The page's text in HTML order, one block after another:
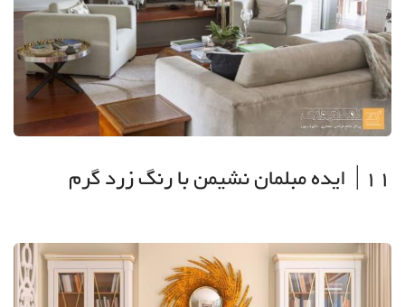
11| ایده مبلمان نشیمن با رنگ زرد گرم